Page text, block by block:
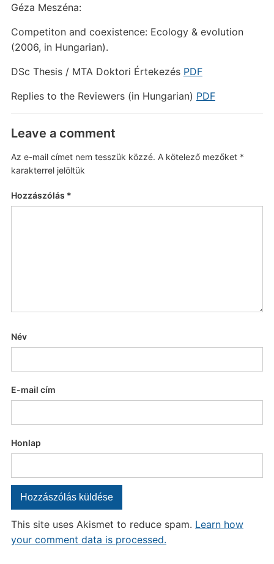
Géza Meszéna:
Competiton and coexistence: Ecology & evolution
(2006, in Hungarian).
DSc Thesis / MTA Doktori Értekezés PDF
Replies to the Reviewers (in Hungarian) PDF
Leave a comment
Az e-mail címet nem tesszük közzé. A kötelező mezőket *
karakterrel jelöltük
Hozzászólás *
Név
E-mail cím
Honlap
This site uses Akismet to reduce spam. Learn how
your comment data is processed.